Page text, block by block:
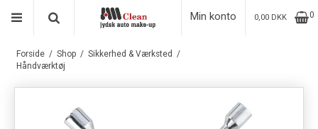
Min konto 0,00 DKK 0
Forside / Shop / Sikkerhed & Værksted /
Håndværktøj